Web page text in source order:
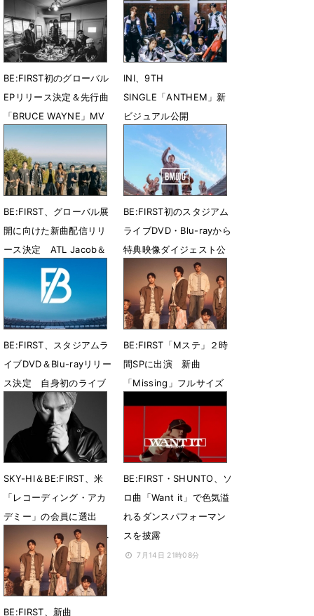
BE:FIRST初のグローバル
EPリリース決定＆先行曲
「BRUCE WAYNE」MV
公開
7月31日 23時27分
INI、9TH
SINGLE「ANTHEM」新
ビジュアル公開
7月31日 23時10分
BE:FIRST、グローバル展
開に向けた新曲配信リリ
ース決定 ATL Jacob＆
Flo Milliとコラボ
7月28日 08時00分
BE:FIRST初のスタジアム
ライブDVD・Blu-rayから
特典映像ダイジェスト公
7月26日 12時42分
BE:FIRST、スタジアムラ
イブDVD＆Blu-rayリリー
ス決定 自身初のライブ
音源CDも収録
7月21日 13時56分
BE:FIRST「Mステ」２時
間SPに出演 新曲
「Missing」フルサイズ
7月18日 11時08分
SKY-HI＆BE:FIRST、米
「レコーディング・アカ
デミー」の会員に選出
「第69回グラミー賞」へ
の投票および出席資格を
獲得
7月16日 10時04分
BE:FIRST・SHUNTO、ソ
ロ曲「Want it」で色気溢
れるダンスパフォーマン
スを披露
7月14日 21時08分
BE:FIRST、新曲